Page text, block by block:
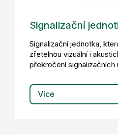
Signalizační
Signalizační jednotka,
zřetelnou vizuální i
překročení signalizačních
Více